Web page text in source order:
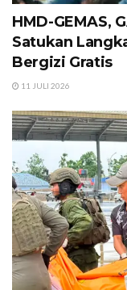
HMD-GEMAS,
Satukan
Bergizi Gratis
11 JULI 2026